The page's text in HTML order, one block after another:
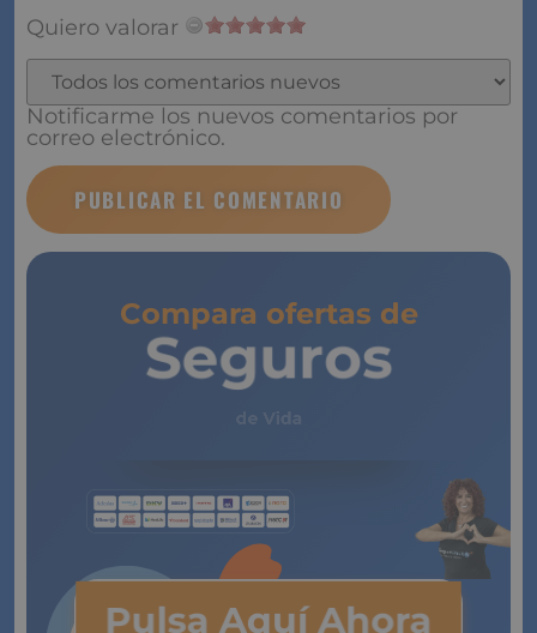
Quiero valorar
Notificarme los nuevos comentarios por
correo electrónico.
Compara ofertas de
Seguros
Pulsa Aquí Ahora